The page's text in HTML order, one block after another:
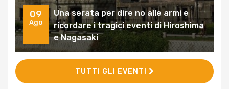
09
Ago
Una serata per dire no alle armi e
ricordare i tragici eventi di Hiroshima
e Nagasaki
TUTTI GLI EVENTI